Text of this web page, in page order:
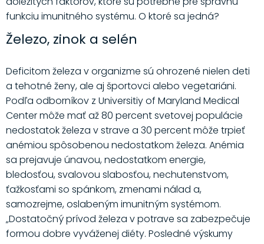
funkciu imunitného systému. O ktoré sa jedná?
Železo, zinok a selén
Deficitom železa v organizme sú ohrozené nielen deti
a tehotné ženy, ale aj športovci alebo vegetariáni.
Podľa odborníkov z Universitiy of Maryland Medical
Center môže mať až 80 percent svetovej populácie
nedostatok železa v strave a 30 percent môže trpieť
anémiou spôsobenou nedostatkom železa. Anémia
sa prejavuje únavou, nedostatkom energie,
bledosťou, svalovou slabosťou, nechutenstvom,
ťažkosťami so spánkom, zmenami nálad a,
samozrejme, oslabeným imunitným systémom.
„Dostatočný prívod železa v potrave sa zabezpečuje
formou dobre vyváženej diéty. Posledné výskumy